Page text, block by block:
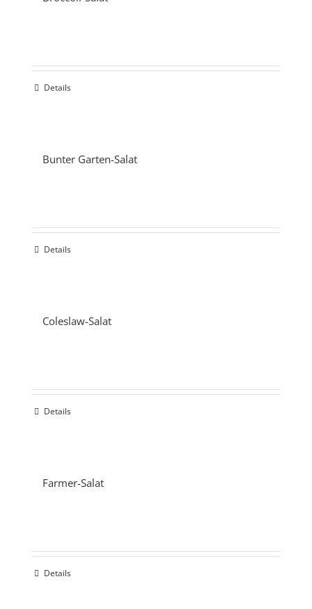
Details
Bunter Garten-Salat
Details
Coleslaw-Salat
Details
Farmer-Salat
Details